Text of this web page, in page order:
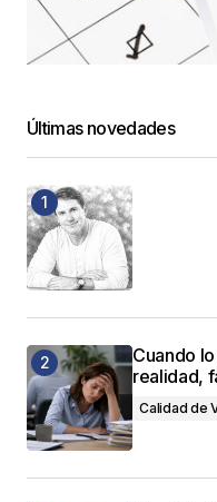
Últimas novedades
Cuando
realidad,
Calidad de